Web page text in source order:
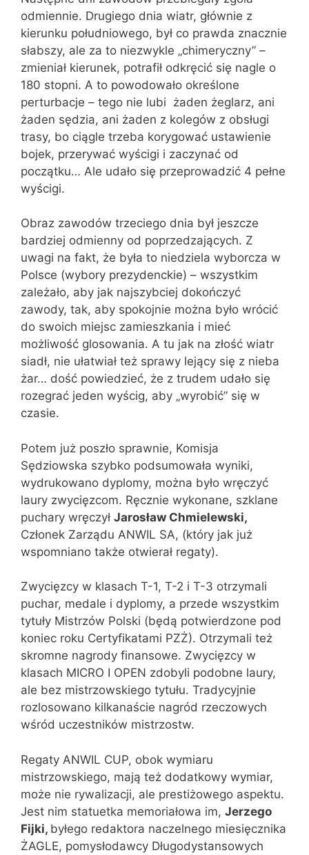
odmiennie. Drugiego dnia wiatr, głównie z
kierunku południowego, był co prawda znacznie
słabszy, ale za to niezwykle „chimeryczny” –
zmieniał kierunek, potrafił odkręcić się nagle o
180 stopni. A to powodowało określone
perturbacje – tego nie lubi żaden żeglarz, ani
żaden sędzia, ani żaden z kolegów z obsługi
trasy, bo ciągle trzeba korygować ustawienie
bojek, przerywać wyścigi i zaczynać od
początku… Ale udało się przeprowadzić 4 pełne
wyścigi.
Obraz zawodów trzeciego dnia był jeszcze
bardziej odmienny od poprzedzających. Z
uwagi na fakt, że była to niedziela wyborcza w
Polsce (wybory prezydenckie) – wszystkim
zależało, aby jak najszybciej dokończyć
zawody, tak, aby spokojnie można było wrócić
do swoich miejsc zamieszkania i mieć
możliwość glosowania. A tu jak na złość wiatr
siadł, nie ułatwiał też sprawy lejący się z nieba
żar… dość powiedzieć, że z trudem udało się
rozegrać jeden wyścig, aby „wyrobić” się w
czasie.
Potem już poszło sprawnie, Komisja
Sędziowska szybko podsumowała wyniki,
wydrukowano dyplomy, można było wręczyć
laury zwycięzcom. Ręcznie wykonane, szklane
puchary wręczył Jarosław Chmielewski,
Członek Zarządu ANWIL SA, (który jak już
wspomniano także otwierał regaty).
Zwycięzcy w klasach T-1, T-2 i T-3 otrzymali
puchar, medale i dyplomy, a przede wszystkim
tytuły Mistrzów Polski (będą potwierdzone pod
koniec roku Certyfikatami PZŻ). Otrzymali też
skromne nagrody finansowe. Zwycięzcy w
klasach MICRO I OPEN zdobyli podobne laury,
ale bez mistrzowskiego tytułu. Tradycyjnie
rozlosowano kilkanaście nagród rzeczowych
wśród uczestników mistrzostw.
Regaty ANWIL CUP, obok wymiaru
mistrzowskiego, mają też dodatkowy wymiar,
może nie rywalizacji, ale prestiżowego aspektu.
Jest nim statuetka memoriałowa im, Jerzego
Fijki, byłego redaktora naczelnego miesięcznika
ŻAGLE, pomysłodawcy Długodystansowych